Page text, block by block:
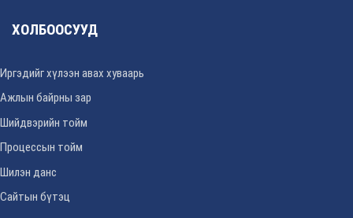
ХОЛБООСУУД
Иргэдийг хүлээн авах хуваарь
Ажлын байрны зар
Шийдвэрийн тойм
Процессын тойм
Шилэн данс
Сайтын бүтэц